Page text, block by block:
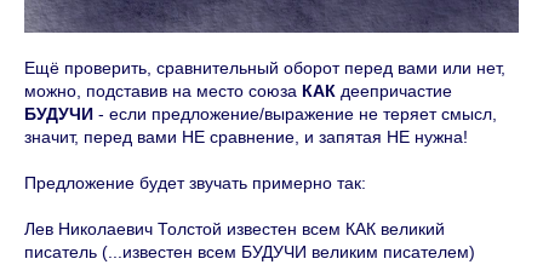
Ещё проверить, сравнительный оборот перед вами или нет,
можно, подставив на место союза КАК деепричастие
БУДУЧИ - если предложение/выражение не теряет смысл,
значит, перед вами НЕ сравнение, и запятая НЕ нужна!
Предложение будет звучать примерно так:
Лев Николаевич Толстой известен всем КАК великий
писатель (...известен всем БУДУЧИ великим писателем)